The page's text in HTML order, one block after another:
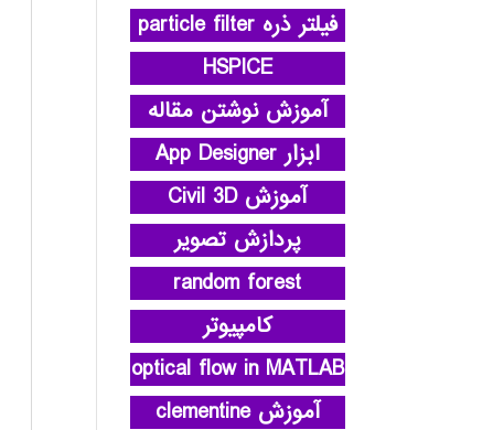
فیلتر ذره particle filter
HSPICE
آموزش نوشتن مقاله
ابزار App Designer
آموزش Civil 3D
پردازش تصویر
random forest
کامپیوتر
optical flow in MATLAB
آموزش clementine